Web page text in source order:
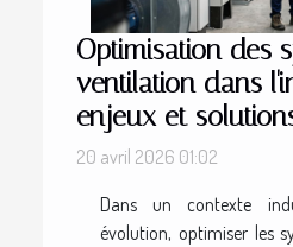
Optimisation des
ventilation dans
enjeux et
20 avril 2026 01:02
Dans un contexte
évolution, optimiser les